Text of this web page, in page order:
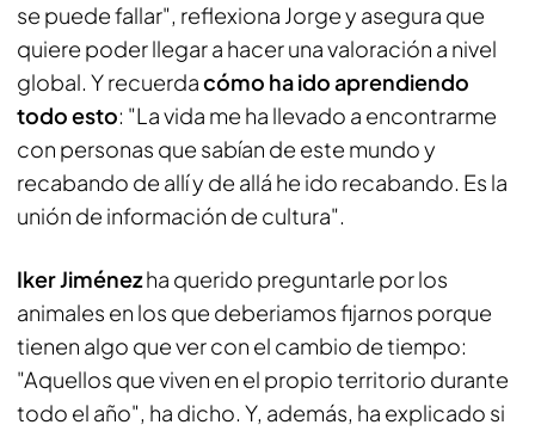
se puede fallar", reflexiona Jorge y asegura que
quiere poder llegar a hacer una valoración a nivel
global. Y recuerdacómo ha ido aprendiendo
todo esto: "La vida me ha llevado a encontrarme
con personas que sabían de este mundo y
recabando de allí y de allá he ido recabando. Es la
unión de información de cultura".
Iker Jiménezha querido preguntarle por los
animales en los que deberiamos fijarnos porque
tienen algo que ver con el cambio de tiempo:
"Aquellos que viven en el propio territorio durante
todo el año", ha dicho. Y, además, ha explicado si